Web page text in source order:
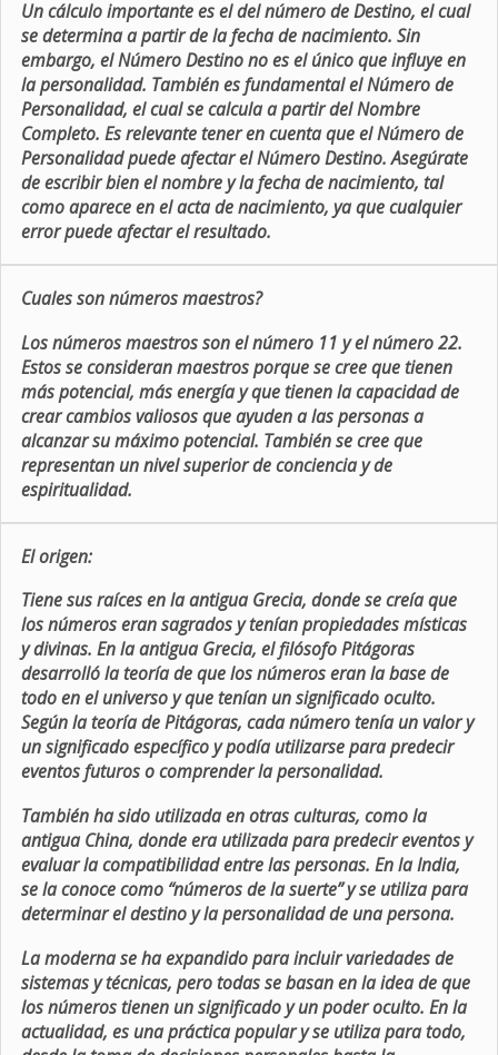
Un cálculo importante es el del número de Destino, el cual
se determina a partir de la fecha de nacimiento. Sin
embargo, el Número Destino no es el único que influye en
la personalidad. También es fundamental el Número de
Personalidad, el cual se calcula a partir del Nombre
Completo. Es relevante tener en cuenta que el Número de
Personalidad puede afectar el Número Destino. Asegúrate
de escribir bien el nombre y la fecha de nacimiento, tal
como aparece en el acta de nacimiento, ya que cualquier
error puede afectar el resultado.
Cuales son números maestros?
Los números maestros son el número 11 y el número 22.
Estos se consideran maestros porque se cree que tienen
más potencial, más energía y que tienen la capacidad de
crear cambios valiosos que ayuden a las personas a
alcanzar su máximo potencial. También se cree que
representan un nivel superior de conciencia y de
espiritualidad.
El origen:
Tiene sus raíces en la antigua Grecia, donde se creía que
los números eran sagrados y tenían propiedades místicas
y divinas. En la antigua Grecia, el filósofo Pitágoras
desarrolló la teoría de que los números eran la base de
todo en el universo y que tenían un significado oculto.
Según la teoría de Pitágoras, cada número tenía un valor y
un significado específico y podía utilizarse para predecir
eventos futuros o comprender la personalidad.
También ha sido utilizada en otras culturas, como la
antigua China, donde era utilizada para predecir eventos y
evaluar la compatibilidad entre las personas. En la India,
se la conoce como “números de la suerte” y se utiliza para
determinar el destino y la personalidad de una persona.
La moderna se ha expandido para incluir variedades de
sistemas y técnicas, pero todas se basan en la idea de que
los números tienen un significado y un poder oculto. En la
actualidad, es una práctica popular y se utiliza para todo,